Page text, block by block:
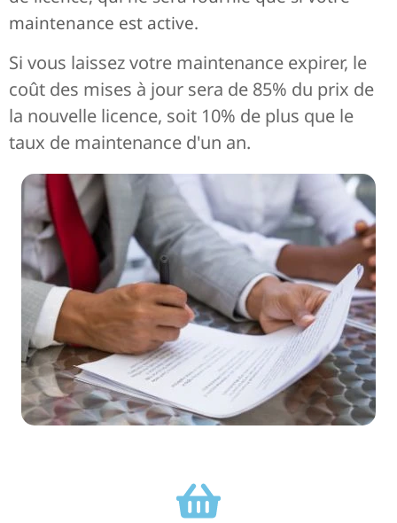
maintenance est active.
Si vous laissez votre maintenance expirer, le
coût des mises à jour sera de 85% du prix de
la nouvelle licence, soit 10% de plus que le
taux de maintenance d'un an.